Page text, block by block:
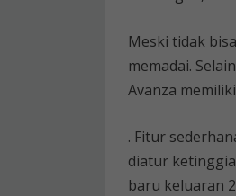
Meski tidak
memadai.
Avanza
. Fitur
diatur
baru keluaran